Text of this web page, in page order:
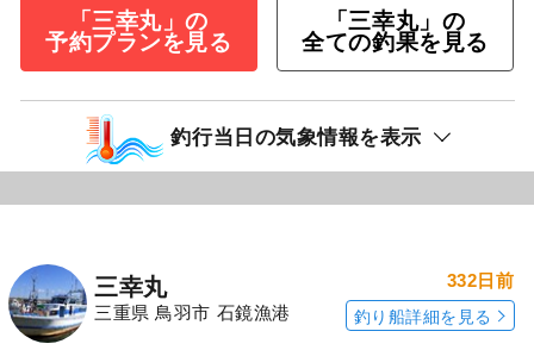
「三幸丸」の
予約プランを見る
「三幸丸」の
全ての釣果を見る
釣行当日の気象情報を表示
三幸丸
三重県 鳥羽市 石鏡漁港
332日前
釣り船詳細を見る